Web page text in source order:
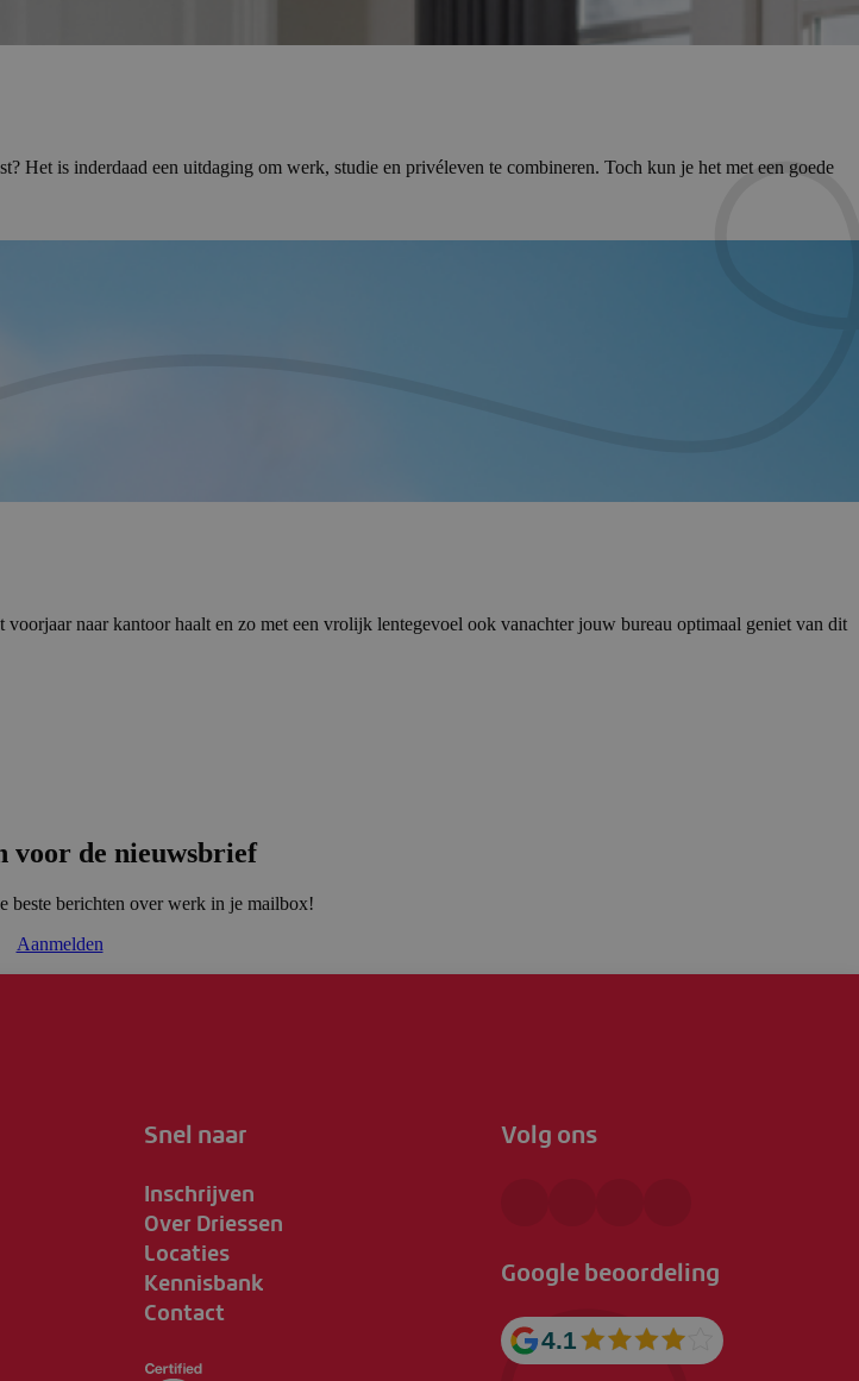
is inderdaad een uitdaging om werk, studie en privéleven te combineren. Toch kun je het met een goede
naar kantoor haalt en zo met een vrolijk lentegevoel ook vanachter jouw bureau optimaal geniet van dit
voor de nieuwsbrief
beste berichten over werk in je mailbox!
Aanmelden
Snel naar
Inschrijven
Over Driessen
Locaties
Kennisbank
Contact
Volg ons
Google beoordeling
4.1